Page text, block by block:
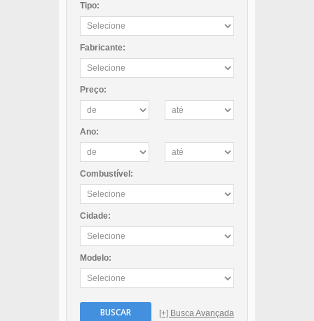
Tipo:
Fabricante:
Preço:
Ano:
Combustível:
Cidade:
Modelo:
BUSCAR [+] Busca Avançada